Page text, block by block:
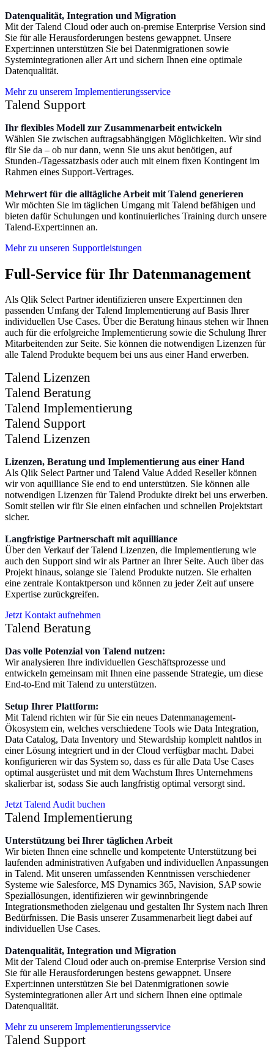
Datenqualität, Integration und Migration
Mit der Talend Cloud oder auch on-premise Enterprise Version sind
Sie für alle Herausforderungen bestens gewappnet. Unsere
Expert:innen unterstützen Sie bei Datenmigrationen sowie
Systemintegrationen aller Art und sichern Ihnen eine optimale
Datenqualität.
Mehr zu unserem Implementierungsservice
Talend Support
Ihr flexibles Modell zur Zusammenarbeit entwickeln
Wählen Sie zwischen auftragsabhängigen Möglichkeiten. Wir sind
für Sie da – ob nur dann, wenn Sie uns akut benötigen, auf
Stunden-/Tagessatzbasis oder auch mit einem fixen Kontingent im
Rahmen eines Support-Vertrages.
Mehrwert für die alltägliche Arbeit mit Talend generieren
Wir möchten Sie im täglichen Umgang mit Talend befähigen und
bieten dafür Schulungen und kontinuierliches Training durch unsere
Talend-Expert:innen an.
Mehr zu unseren Supportleistungen
Full-Service für Ihr Datenmanagement
Als Qlik Select Partner identifizieren unsere Expert:innen den
passenden Umfang der Talend Implementierung auf Basis Ihrer
individuellen Use Cases. Über die Beratung hinaus stehen wir Ihnen
auch für die erfolgreiche Implementierung sowie die Schulung Ihrer
Mitarbeitenden zur Seite. Sie können die notwendigen Lizenzen für
alle Talend Produkte bequem bei uns aus einer Hand erwerben.
Talend Lizenzen
Talend Beratung
Talend Implementierung
Talend Support
Talend Lizenzen
Lizenzen, Beratung und Implementierung aus einer Hand
Als Qlik Select Partner und Talend Value Added Reseller können
wir von aquilliance Sie end to end unterstützen. Sie können alle
notwendigen Lizenzen für Talend Produkte direkt bei uns erwerben.
Somit stellen wir für Sie einen einfachen und schnellen Projektstart
sicher.
Langfristige Partnerschaft mit aquilliance
Über den Verkauf der Talend Lizenzen, die Implementierung wie
auch den Support sind wir als Partner an Ihrer Seite. Auch über das
Projekt hinaus, solange sie Talend Produkte nutzen. Sie erhalten
eine zentrale Kontaktperson und können zu jeder Zeit auf unsere
Expertise zurückgreifen.
Jetzt Kontakt aufnehmen
Talend Beratung
Das volle Potenzial von Talend nutzen:
Wir analysieren Ihre individuellen Geschäftsprozesse und
entwickeln gemeinsam mit Ihnen eine passende Strategie, um diese
End-to-End mit Talend zu unterstützen.
Setup Ihrer Plattform:
Mit Talend richten wir für Sie ein neues Datenmanagement-
Ökosystem ein, welches verschiedene Tools wie Data Integration,
Data Catalog, Data Inventory und Stewardship komplett nahtlos in
einer Lösung integriert und in der Cloud verfügbar macht. Dabei
konfigurieren wir das System so, dass es für alle Data Use Cases
optimal ausgerüstet und mit dem Wachstum Ihres Unternehmens
skalierbar ist, sodass Sie auch langfristig optimal versorgt sind.
Jetzt Talend Audit buchen
Talend Implementierung
Unterstützung bei Ihrer täglichen Arbeit
Wir bieten Ihnen eine schnelle und kompetente Unterstützung bei
laufenden administrativen Aufgaben und individuellen Anpassungen
in Talend. Mit unseren umfassenden Kenntnissen verschiedener
Systeme wie Salesforce, MS Dynamics 365, Navision, SAP sowie
Speziallösungen, identifizieren wir gewinnbringende
Integrationsmethoden zielgenau und gestalten Ihr System nach Ihren
Bedürfnissen. Die Basis unserer Zusammenarbeit liegt dabei auf
individuellen Use Cases.
Datenqualität, Integration und Migration
Mit der Talend Cloud oder auch on-premise Enterprise Version sind
Sie für alle Herausforderungen bestens gewappnet. Unsere
Expert:innen unterstützen Sie bei Datenmigrationen sowie
Systemintegrationen aller Art und sichern Ihnen eine optimale
Datenqualität.
Mehr zu unserem Implementierungsservice
Talend Support